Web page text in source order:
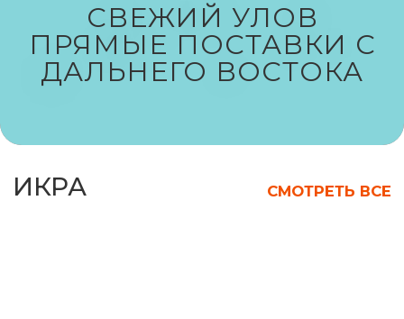
СВЕЖИЙ УЛОВ
ПРЯМЫЕ ПОСТАВКИ С
ДАЛЬНЕГО ВОСТОКА